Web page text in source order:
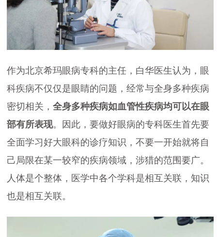
作为北京希玛眼病专科的主任，白华医生认为，眼
科疾病不仅仅是眼睛的问题，经常与全身多种疾病
密切相关， 全身多种疾病如血管性疾病均可以在眼
部有所表现。因此，要做好眼病的专科医生首先要
全面学习好大眼科的诊疗知识，不要一开始就将自
己局限在某一较窄的疾病领域，涉猎的范围要广。
人体是个整体，医学中各个学科是相互关联，知识
也是相互关联。